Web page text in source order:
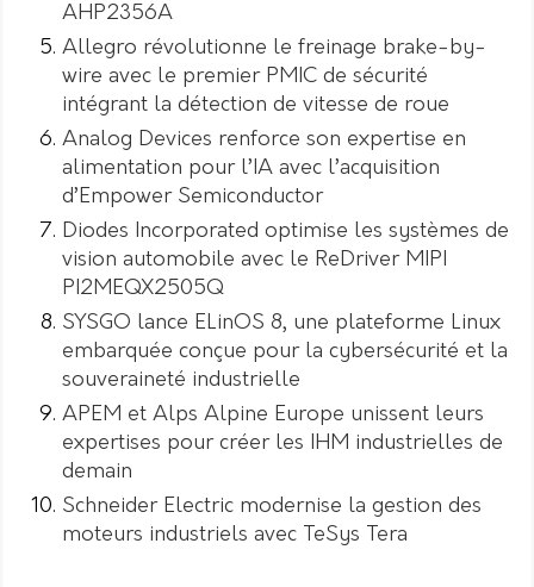
AHP2356A
Allegro révolutionne le freinage brake-by-
wire avec le premier PMIC de sécurité
intégrant la détection de vitesse de roue
Analog Devices renforce son expertise en
alimentation pour l’IA avec l’acquisition
d’Empower Semiconductor
Diodes Incorporated optimise les systèmes de
vision automobile avec le ReDriver MIPI
PI2MEQX2505Q
SYSGO lance ELinOS 8, une plateforme Linux
embarquée conçue pour la cybersécurité et la
souveraineté industrielle
APEM et Alps Alpine Europe unissent leurs
expertises pour créer les IHM industrielles de
demain
Schneider Electric modernise la gestion des
moteurs industriels avec TeSys Tera